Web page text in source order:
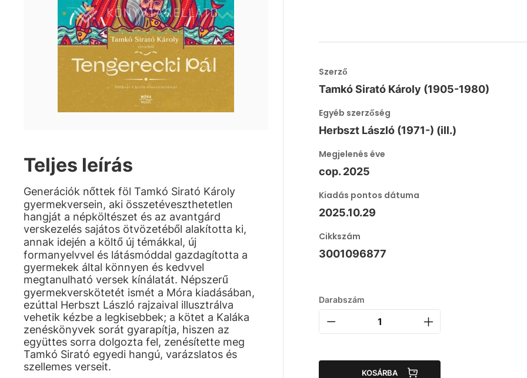
Teljes leírás
Generációk nőttek föl Tamkó Sirató Károly
gyermekversein, aki összetéveszthetetlen
hangját a népköltészet és az avantgárd
verskezelés sajátos ötvözetéből alakította ki,
annak idején a költő új témákkal, új
formanyelvvel és látásmóddal gazdagította a
gyermekek által könnyen és kedvvel
megtanulható versek kínálatát. Népszerű
gyermekverskötetét ismét a Móra kiadásában,
ezúttal Herbszt László rajzaival illusztrálva
vehetik kézbe a legkisebbek; a kötet a Kaláka
zenéskönyvek sorát gyarapítja, hiszen az
együttes sorra dolgozta fel, zenésítette meg
Tamkó Sirató egyedi hangú, varázslatos és
szellemes verseit.
Szerző
Tamkó Sirató Károly (1905-1980)
Egyéb szerzőség
Herbszt László (1971-) (ill.)
Megjelenés éve
cop. 2025
Kiadás pontos dátuma
2025.10.29
Cikkszám
3001096877
Darabszám
KOSÁRBA